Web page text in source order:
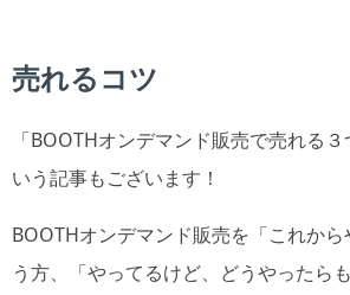
売れるコツ
「BOOTHオンデマンド販売で売れる
いう記事もございます！
BOOTHオンデマンド販売を「これか
う方、「やってるけど、どうやったら